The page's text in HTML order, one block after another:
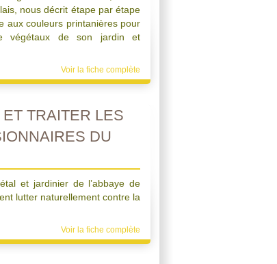
nous décrit étape par étape
aux couleurs printanières pour
végétaux de son jardin et
Voir la fiche complète
TRAITER LES
DU
et jardinier de l’abbaye de
lutter naturellement contre la
Voir la fiche complète